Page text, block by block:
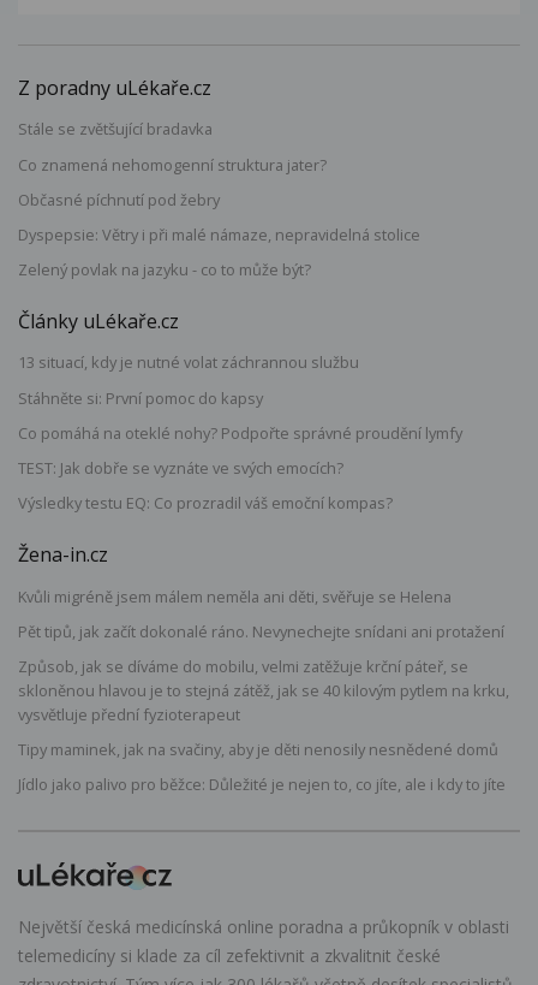
Z poradny uLékaře.cz
Stále se zvětšující bradavka
Co znamená nehomogenní struktura jater?
Občasné píchnutí pod žebry
Dyspepsie: Větry i při malé námaze, nepravidelná stolice
Zelený povlak na jazyku - co to může být?
Články uLékaře.cz
13 situací, kdy je nutné volat záchrannou službu
Stáhněte si: První pomoc do kapsy
Co pomáhá na oteklé nohy? Podpořte správné proudění lymfy
TEST: Jak dobře se vyznáte ve svých emocích?
Výsledky testu EQ: Co prozradil váš emoční kompas?
Žena-in.cz
Kvůli migréně jsem málem neměla ani děti, svěřuje se Helena
Pět tipů, jak začít dokonalé ráno. Nevynechejte snídani ani protažení
Způsob, jak se díváme do mobilu, velmi zatěžuje krční páteř, se
skloněnou hlavou je to stejná zátěž, jak se 40 kilovým pytlem na krku,
vysvětluje přední fyzioterapeut
Tipy maminek, jak na svačiny, aby je děti nenosily nesnědené domů
Jídlo jako palivo pro běžce: Důležité je nejen to, co jíte, ale i kdy to jíte
Největší česká medicínská online poradna a průkopník v oblasti
telemedicíny si klade za cíl zefektivnit a zkvalitnit české